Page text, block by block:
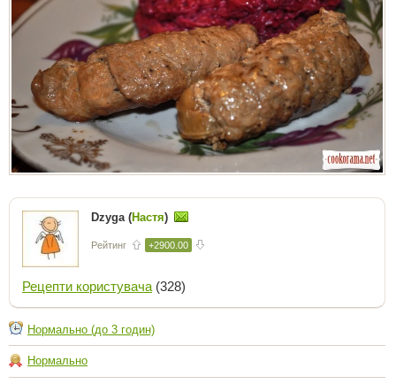
Dzyga (Настя)
Рейтинг +2900.00
Рецепти користувача (328)
Нормально (до 3 годин)
Нормально